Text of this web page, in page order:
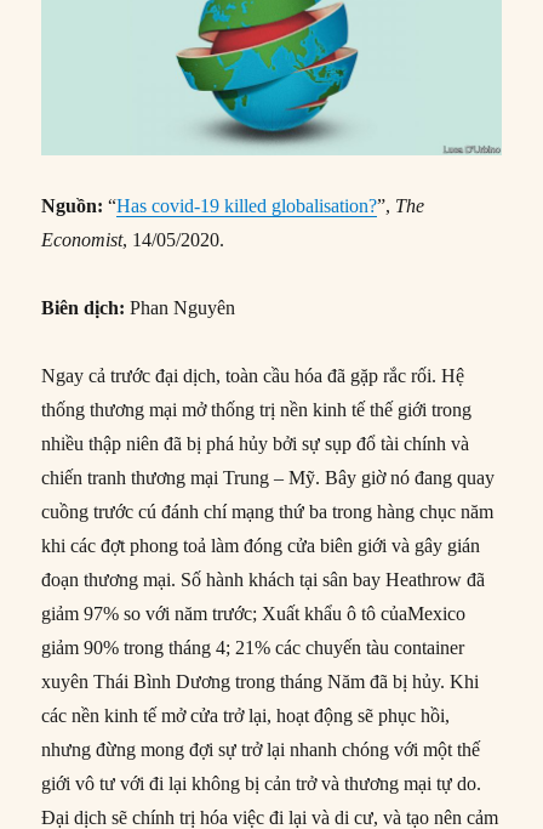
Nguồn:“Has covid-19 killed globalisation?”, The
Economist, 14/05/2020.
Biên dịch:Phan Nguyên
Ngay cả trước đại dịch, toàn cầu hóa đã gặp rắc rối. Hệ
thống thương mại mở thống trị nền kinh tế thế giới trong
nhiều thập niên đã bị phá hủy bởi sự sụp đổ tài chính và
chiến tranh thương mại Trung – Mỹ. Bây giờ nó đang quay
cuồng trước cú đánh chí mạng thứ ba trong hàng chục năm
khi các đợt phong toả làm đóng cửa biên giới và gây gián
đoạn thương mại. Số hành khách tại sân bay Heathrow đã
giảm 97% so với năm trước; Xuất khẩu ô tô củaMexico
giảm 90% trong tháng 4; 21% các chuyến tàu container
xuyên Thái Bình Dương trong tháng Năm đã bị hủy. Khi
các nền kinh tế mở cửa trở lại, hoạt động sẽ phục hồi,
nhưng đừng mong đợi sự trở lại nhanh chóng với một thế
giới vô tư với đi lại không bị cản trở và thương mại tự do.
Đại dịch sẽ chính trị hóa việc đi lại và di cư, và tạo nên cảm